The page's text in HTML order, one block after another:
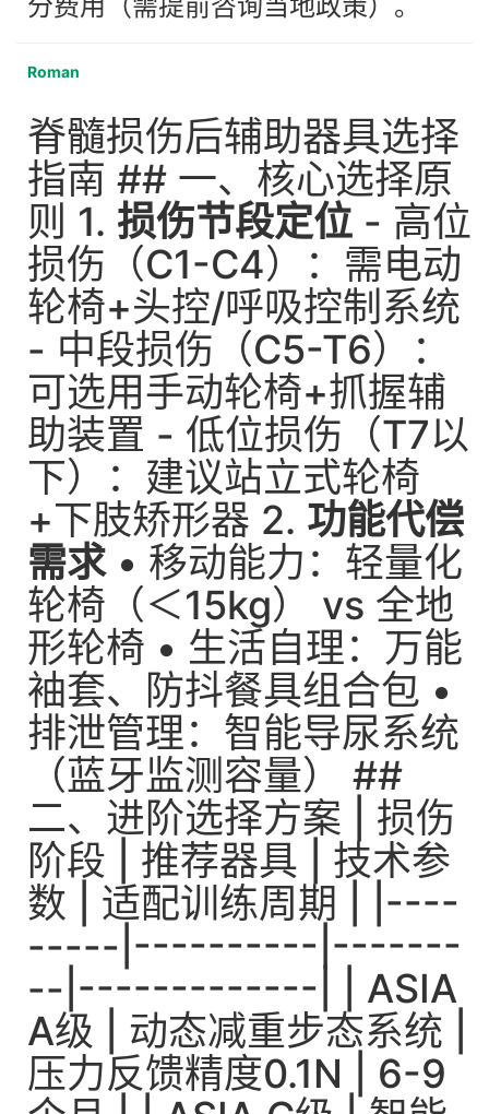
Roman
脊髓损伤后辅助器具选择
指南 ## 一、核心选择原
则 1. 损伤节段定位 - 高位
损伤（C1-C4）：需电动
轮椅+头控/呼吸控制系统
- 中段损伤（C5-T6）：
可选用手动轮椅+抓握辅
助装置 - 低位损伤（T7以
下）：建议站立式轮椅
+下肢矫形器 2. 功能代偿
需求• 移动能力：轻量化
轮椅（＜15kg） vs 全地
形轮椅 • 生活自理：万能
袖套、防抖餐具组合包 •
排泄管理：智能导尿系统
（蓝牙监测容量） ##
二、进阶选择方案 | 损伤
阶段 | 推荐器具 | 技术参
数 | 适配训练周期 | |----
-----|----------|-------
--|-------------| | ASIA
A级 | 动态减重步态系统 |
压力反馈精度0.1N | 6-9